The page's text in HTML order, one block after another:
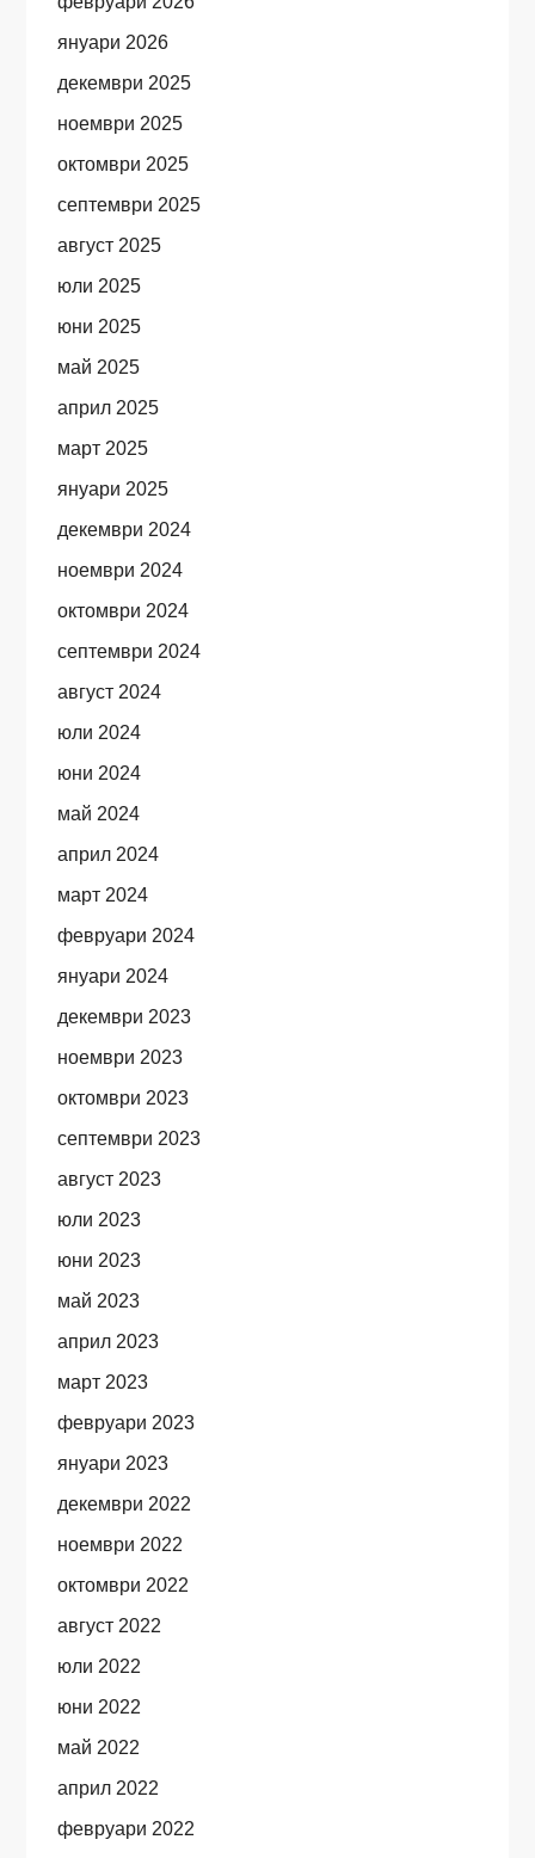
януари 2026
декември 2025
ноември 2025
октомври 2025
септември 2025
август 2025
юли 2025
юни 2025
май 2025
април 2025
март 2025
януари 2025
декември 2024
ноември 2024
октомври 2024
септември 2024
август 2024
юли 2024
юни 2024
май 2024
април 2024
март 2024
февруари 2024
януари 2024
декември 2023
ноември 2023
октомври 2023
септември 2023
август 2023
юли 2023
юни 2023
май 2023
април 2023
март 2023
февруари 2023
януари 2023
декември 2022
ноември 2022
октомври 2022
август 2022
юли 2022
юни 2022
май 2022
април 2022
февруари 2022